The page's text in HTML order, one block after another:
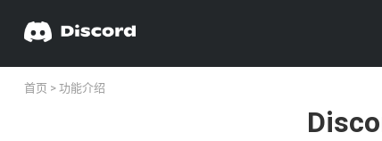
首页 > 功能介绍